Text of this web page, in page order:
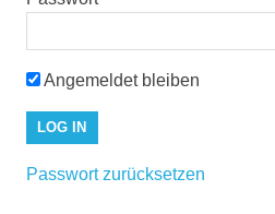
Angemeldet bleiben
Passwort zurücksetzen